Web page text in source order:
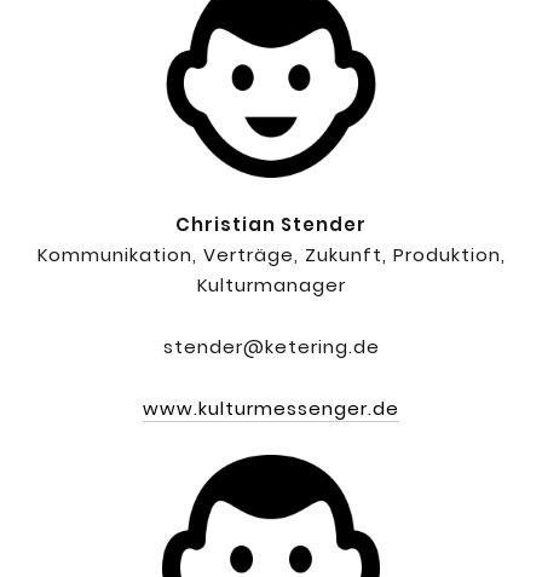
Christian Stender
Kommunikation, Verträge, Zukunft, Produktion,
Kulturmanager
stender@ketering.de
www.kulturmessenger.de